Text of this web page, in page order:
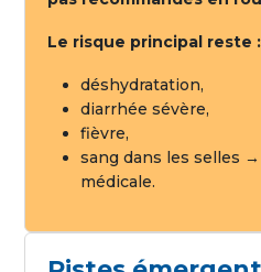
Le risque principal reste :
déshydratation,
diarrhée sévère,
fièvre,
sang dans les selles
médicale.